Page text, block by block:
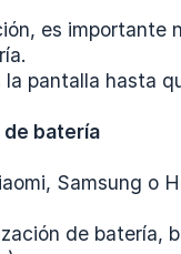
es
pantalla hasta
de batería
Samsung o
de batería,